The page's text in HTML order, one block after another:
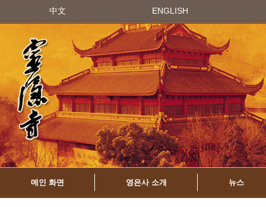
中文 ENGLISH
메인 화면 영은사 소개 뉴스